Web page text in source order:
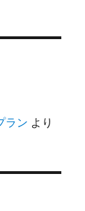
ラン より